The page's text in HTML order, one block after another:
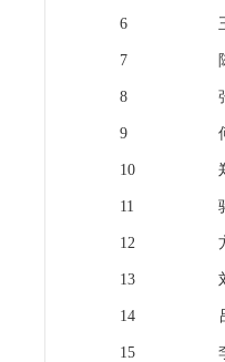
6
7
8
9
10
11
12
13
14
15